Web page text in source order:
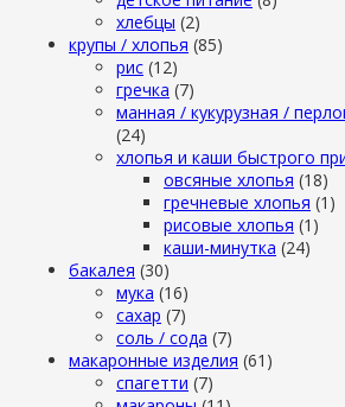
хлебцы (2)
крупы / хлопья (85)
рис (12)
гречка (7)
манная / кукурузная /
(24)
хлопья и каши быстрого
овсяные хлопья (18)
гречневые хлопья (1)
рисовые хлопья (1)
каши-минутка (24)
бакалея (30)
мука (16)
сахар (7)
cоль / cода (7)
макаронные изделия (61)
cпагетти (7)